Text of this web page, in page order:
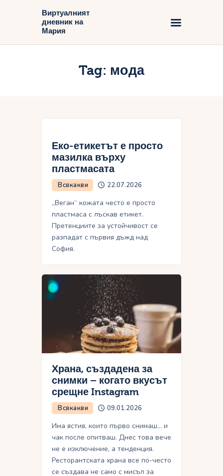
Виртуалният
дневник на
Мария
Tag: мода
Виртуалният дневник на Мария
Еко-етикетът е просто
мазилка върху
пластмасата
Всякакви 22.07.2026
„Веган“ кожата често е просто
пластмаса с лъскав етикет.
Претенциите за устойчивост се
разпадат с първия дъжд над
София.
Храна, създадена за
снимки – когато вкусът
срещне Instagram
Всякакви 09.01.2026
Има ястия, които първо снимаш… и
чак после опитваш. Днес това вече
не е изключение, а тенденция.
Ресторантската храна все по-често
се създава не само с мисъл за